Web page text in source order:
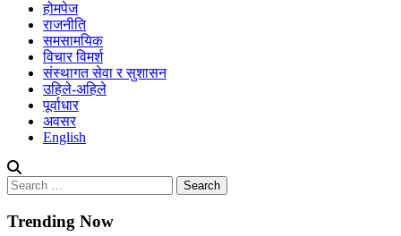
होमपेज
राजनीति
समसामयिक
विचार विमर्श
संस्थागत सेवा र सुशासन
उहिले-अहिले
पूर्वाधार
अवसर
English
Search
for:
Trending Now